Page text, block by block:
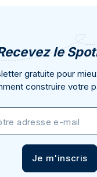
le
gratuite pour
construire votre
adresse e-mail
Je m'inscris